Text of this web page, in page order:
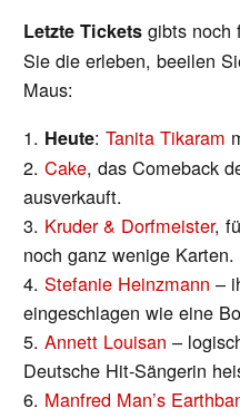
Letzte Tickets gibts noch
Sie die erleben, beeilen
Maus:
1. Heute:Tanita Tikaram
2.Cake, das Comeback
ausverkauft.
3. Kruder & Dorfmeister,
noch ganz wenige Karten.
4.Stefanie Heinzmann –
eingeschlagen wie eine
5.Annett Louisan –
Deutsche Hit-Sängerin
6. Manfred Man’s